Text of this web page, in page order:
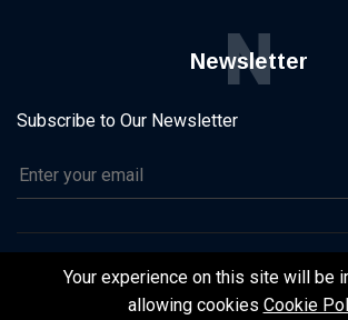
Newsletter
N
Subscribe to Our Newsletter
©2025 | Infrastruktur 2025
Your experience on this site will be
allowing cookies Cookie